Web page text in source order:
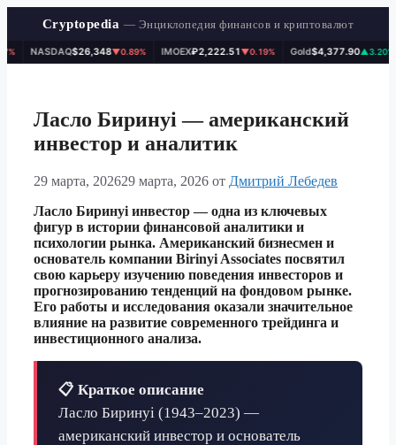
Cryptopedia — Энциклопедия финансов и криптовалют
NASDAQ$26,348▼0.89% IMOEX₽2,222.51▼0.19% Gold$4,377.90▲3.20%
Ласло Биринyi — американский
инвестор и аналитик
29 марта, 202629 марта, 2026 от Дмитрий Лебедев
Ласло Биринyi инвестор — одна из ключевых
фигур в истории финансовой аналитики и
психологии рынка. Американский бизнесмен и
основатель компании Birinyi Associates посвятил
свою карьеру изучению поведения инвесторов и
прогнозированию тенденций на фондовом рынке.
Его работы и исследования оказали значительное
влияние на развитие современного трейдинга и
инвестиционного анализа.
📋 Краткое описание
Ласло Биринyi (1943–2023) —
американский инвестор и основатель